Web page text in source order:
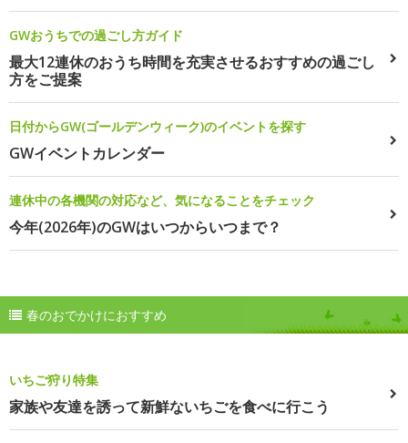
GWおうちでの過ごし方ガイド
最大12連休のおうち時間を充実させるおすすめの過ごし
方をご提案
日付からGW(ゴールデンウィーク)のイベントを探す
GWイベントカレンダー
連休中の各機関の対応など、気になることをチェック
今年(2026年)のGWはいつからいつまで？
春のおでかけにおすすめ
いちご狩り特集
家族や友達を誘って新鮮ないちごを食べに行こう